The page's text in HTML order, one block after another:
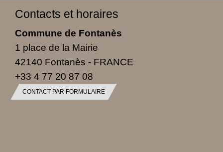
Contacts et horaires
Commune de Fontanès
1 place de la Mairie
42140 Fontanès - FRANCE
+33 4 77 20 87 08
CONTACT PAR FORMULAIRE